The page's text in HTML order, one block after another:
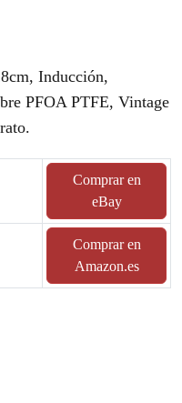
Inducción,
PFOA PTFE, Vintage
Comprar en
eBay
Comprar en
Amazon.es